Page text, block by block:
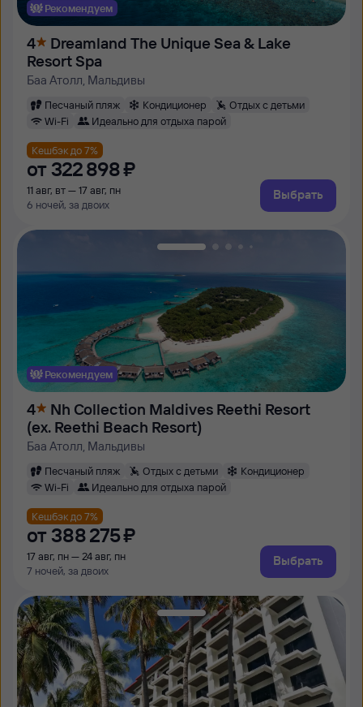
Рекомендуем
4
Dreamland The Unique Sea & Lake
Resort Spa
Баа Атолл, Мальдивы
Песчаный пляж Кондиционер
Отдых с детьми
Wi-Fi
Идеально для отдыха парой
Кешбэк до 7%
от 322 ⁠898 ⁠₽
11 авг, вт — 17 авг, пн
6 ночей, за двоих
Выбрать
Рекомендуем
4
Nh Collection Maldives Reethi Resort
(ex. Reethi Beach Resort)
Баа Атолл, Мальдивы
Песчаный пляж Отдых с детьми
Кондиционер
Wi-Fi
Идеально для отдыха парой
Кешбэк до 7%
от 388 ⁠275 ⁠₽
17 авг, пн — 24 авг, пн
7 ночей, за двоих
Выбрать